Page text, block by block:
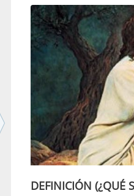
DEFINICIÓN (¿QUÉ